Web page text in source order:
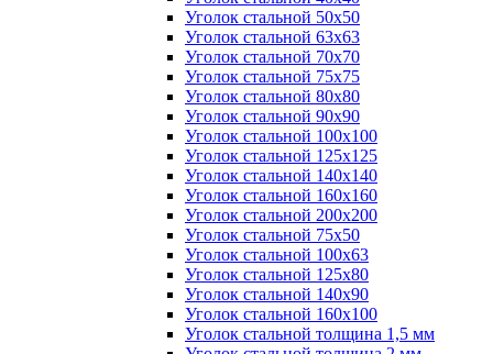
Уголок стальной 50х50
Уголок стальной 63х63
Уголок стальной 70х70
Уголок стальной 75х75
Уголок стальной 80х80
Уголок стальной 90х90
Уголок стальной 100х100
Уголок стальной 125х125
Уголок стальной 140х140
Уголок стальной 160х160
Уголок стальной 200х200
Уголок стальной 75х50
Уголок стальной 100х63
Уголок стальной 125х80
Уголок стальной 140х90
Уголок стальной 160х100
Уголок стальной толщина 1,5 мм